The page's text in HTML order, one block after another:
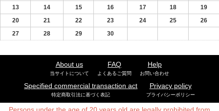
13
14 15 16 17 18
19
20
21 22 23 24 25
26
27
28 29 30
About us
当サイトについて
FAQ
よくあるご質問
Help
お問い合わせ
Specified commercial transaction act
特定商取引法に基づく表記
Privacy policy
プライバシーポリシー